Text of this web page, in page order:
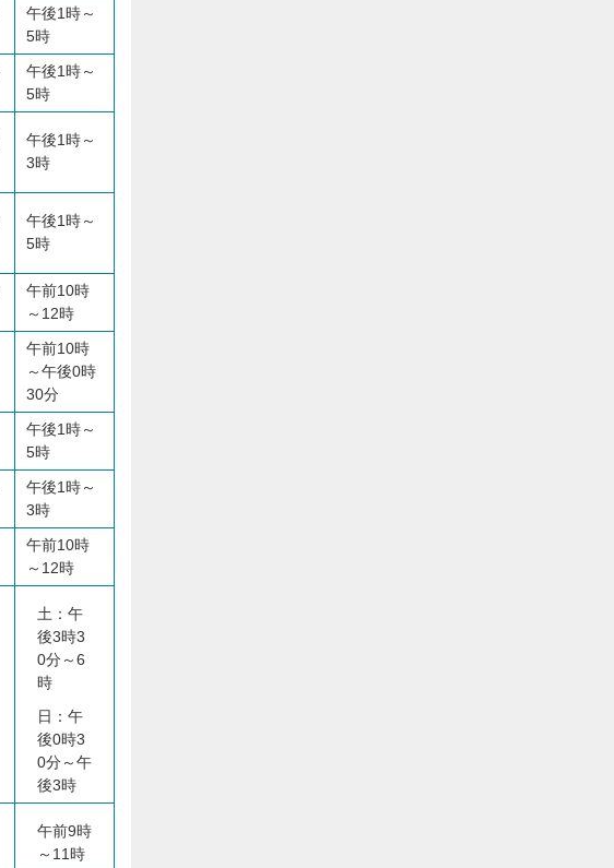
午後1時～
5時
午後1時～
5時
午後1時～
3時
午後1時～
5時
午前10時
～12時
午前10時
～午後0時
30分
午後1時～
5時
午後1時～
3時
午前10時
～12時
土：午
後3時3
0分～6
時
日：午
後0時3
0分～午
後3時
午前9時
～11時